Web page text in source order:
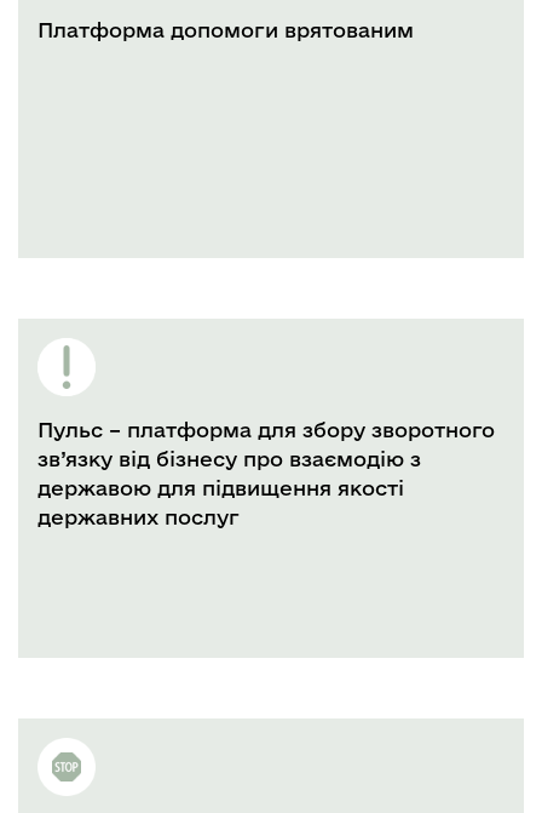
Платформа допомоги врятованим
Пульс – платформа для збору зворотного
зв’язку від бізнесу про взаємодію з
державою для підвищення якості
державних послуг